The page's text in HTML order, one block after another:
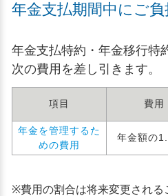
年金支払期間中にご
年金支払特約・年金移行特
次の費用を差し引きます。
項目 費用
年金を管理するた
めの費用
年金額の
※費用の割合は将来変更される